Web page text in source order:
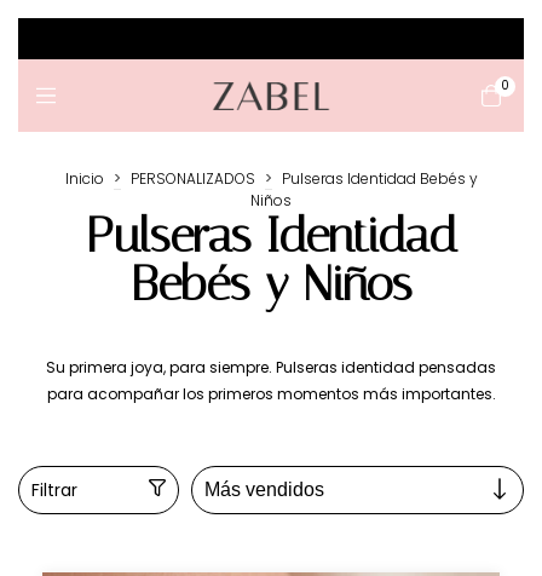
0
Inicio > PERSONALIZADOS > Pulseras Identidad Bebés y
Niños
Pulseras Identidad
Bebés y Niños
Su primera joya, para siempre. Pulseras identidad pensadas
para acompañar los primeros momentos más importantes.
Filtrar